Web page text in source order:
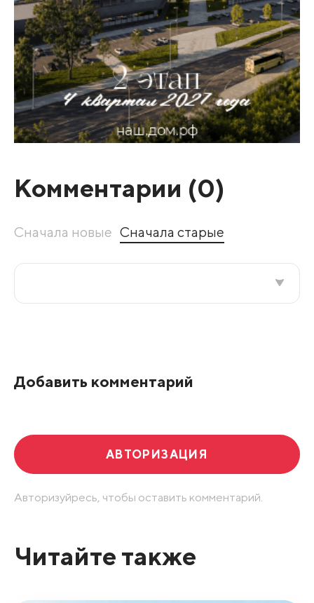
Комментарии (0)
Сначала новые Сначала старые
Добавить комментарий
АВТОРИЗАЦИЯ
Авторизуйресь, чтобы оставить комментарий.
Читайте также